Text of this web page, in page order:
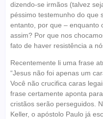
dizendo-se irmãos (talvez
péssimo testemunho do que
entanto, por que – enquanto
assim? Por que nos
fato de haver resistência a
Recentemente li uma frase
“Jesus não foi apenas um
Você não crucifica caras
frase certamente aponta
cristãos serão perseguidos.
Keller, o apóstolo Paulo já